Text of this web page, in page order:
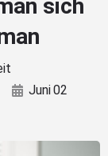
sich
Juni02